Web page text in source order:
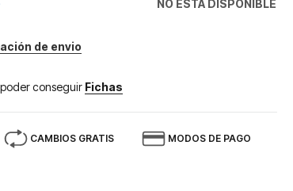
NO ESTÁ DISPONIBLE
de envio
conseguir Fichas
CAMBIOS GRATIS MODOS DE PAGO